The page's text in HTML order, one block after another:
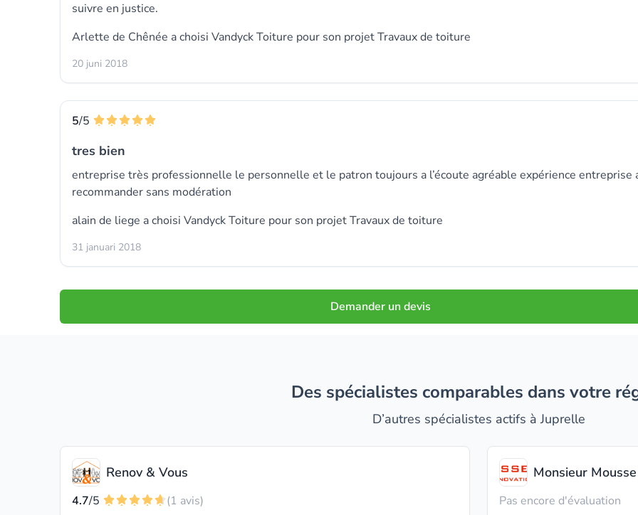
suivre en justice.
Arlette de Chênée a choisi Vandyck Toiture pour son projet Travaux de toiture
20 juni 2018
5/5
tres bien
entreprise très professionnelle le personnelle et le patron toujours a l’écoute agréable expérience entreprise
recommander sans modération
alain de liege a choisi Vandyck Toiture pour son projet Travaux de toiture
31 januari 2018
Demander un devis
Des spécialistes comparables dans votre
D’autres spécialistes actifs à Juprelle
Renov & Vous
4.7/5
(1 avis)
Monsieur Mousse
Pas encore d'évaluation